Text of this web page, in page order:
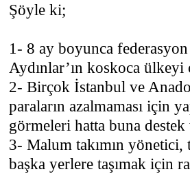
Şöyle ki;
1- 8 ay boyunca
Aydınlar’ın koskoca
2- Birçok İstanbul ve
paraların azalmaması için
görmeleri hatta buna
3- Malum takımın yönetici,
başka yerlere taşımak için